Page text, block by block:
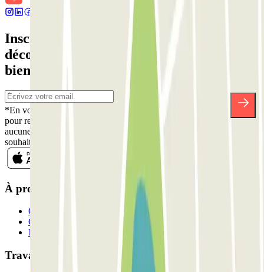
Inscrivez-vous à notre newsletter et
découvrez des réductions, des concours et
bien d'autres surprises.
*En vous inscrivant, vous acceptez notre politique de confidentialité
pour recevoir des communications commerciales de Parclick. Sans
aucune obligation, vous pouvez vous désinscrire quand vous le
souhaitez dans la même newsletter.
À propos de Parclick
Qui sommes-nous ?
Comment ça marche?
Nos parkings
Travaillons ensemble?